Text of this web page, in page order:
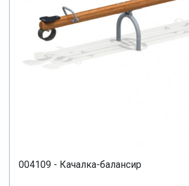
004109 - Качалка-балансир